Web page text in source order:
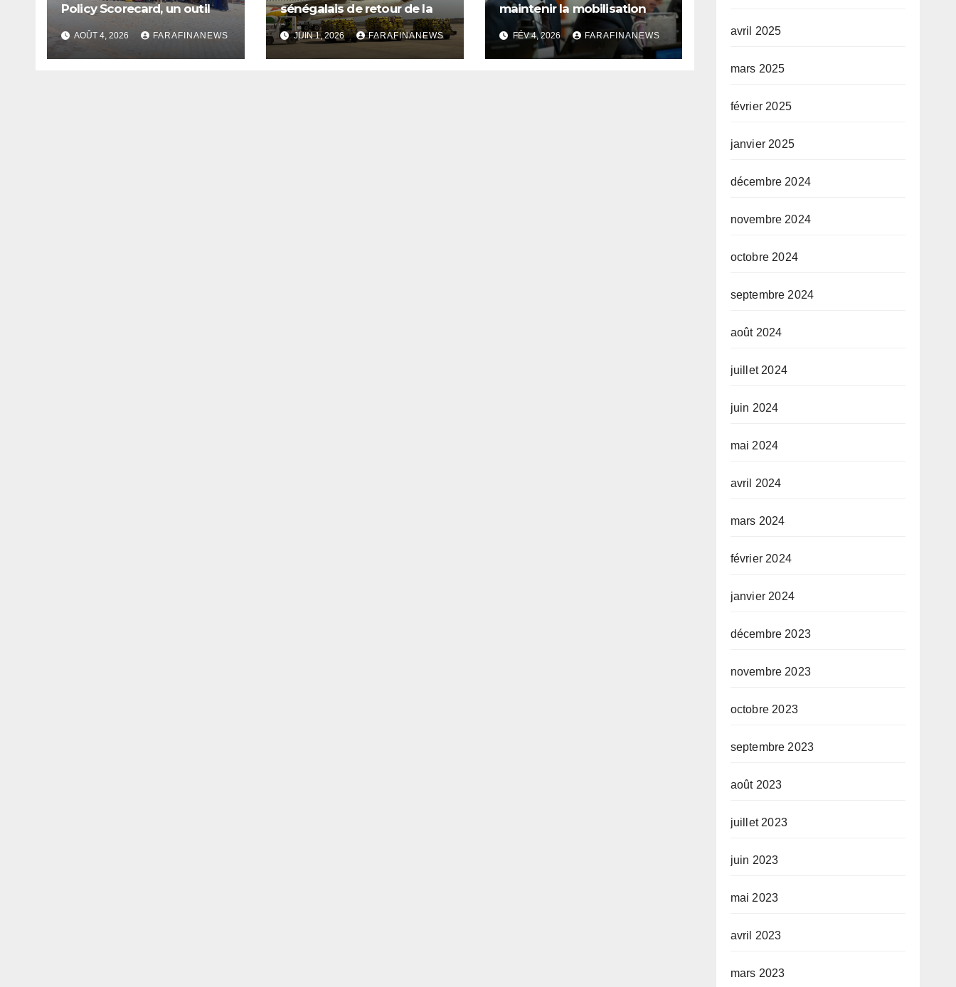
Policy Scorecard, un outil
pour mieux orienter les
dépenses publiques
AOÛT 4, 2026 FARAFINANEWS
sénégalais de retour de la
Mecque saluent les
innovations d’Air Sénégal SA
JUIN 1, 2026 FARAFINANEWS
maintenir la mobilisation
pour les droits du peuple
palestinien
FÉV 4, 2026 FARAFINANEWS avril 2025
mars 2025
février 2025
janvier 2025
décembre 2024
novembre 2024
octobre 2024
septembre 2024
août 2024
juillet 2024
juin 2024
mai 2024
avril 2024
mars 2024
février 2024
janvier 2024
décembre 2023
novembre 2023
octobre 2023
septembre 2023
août 2023
juillet 2023
juin 2023
mai 2023
avril 2023
mars 2023